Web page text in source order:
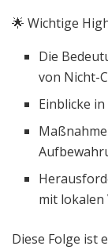
🌟 Wichtige
Die
von Nicht-
Einblicke
mit
Diese Folge ist